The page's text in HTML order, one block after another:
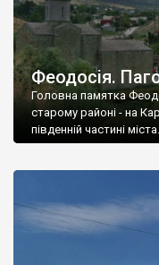
Феодосія.
Головна памятка
старому районі - на
південній частині міста.